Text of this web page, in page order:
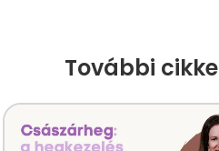
További